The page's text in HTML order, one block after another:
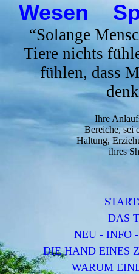
Wesen
“Solange
Tiere nichts
fühlen, dass
Ihre
Bereiche, sei
Haltung,
ihres
DAS
NEU - INFO
DIE HAND EINES
WARUM